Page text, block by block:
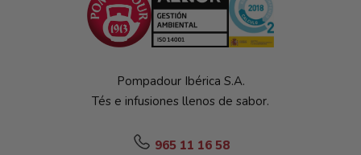
Pompadour Ibérica S.A.
Tés e infusiones llenos de sabor.
965 11 16 58